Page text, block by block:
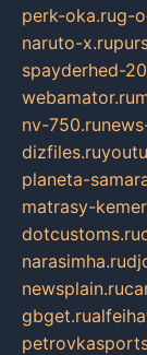
perk-oka.rug-
naruto-x.ru
spayderhed-
webamator.ru
nv-750.ru
dizfiles.ru
planeta-
matrasy-
dotcustoms.ru
narasimha.ru
newsplain.ru
gbget.ru